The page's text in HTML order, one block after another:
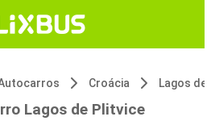
Croácia
Lagos de Plitvice